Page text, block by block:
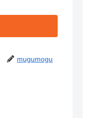
mugumogu